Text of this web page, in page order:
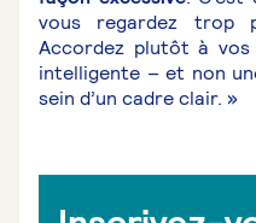
vous regardez trop
Accordez plutôt à vos
intelligente – et non
sein d’un cadre clair. »